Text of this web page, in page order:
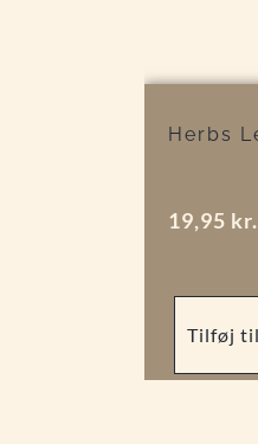
Herbs
19,95 kr.
Tilføj